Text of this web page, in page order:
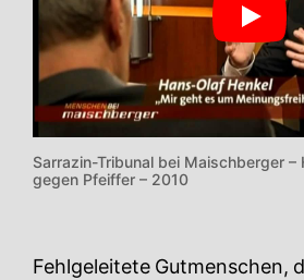
Sarrazin-Tribunal bei Maischberger –
gegen Pfeiffer – 2010
Fehlgeleitete Gutmenschen,